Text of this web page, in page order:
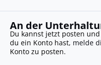
An der
Du kannst jetzt posten
du ein Konto hast, melde
Konto zu posten.